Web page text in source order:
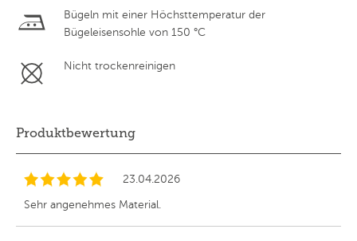
Bügeln mit einer Höchsttemperatur der
Bügeleisensohle von 150 °C
Nicht trockenreinigen
Produktbewertung
23.04.2026
Sehr angenehmes Material.